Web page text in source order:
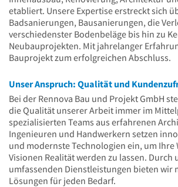
etabliert. Unsere Expertise erstreckt sich
Badsanierungen, Bausanierungen, die
verschiedenster Bodenbeläge bis hin zu
Neubauprojekten. Mit jahrelanger
Bauprojekt zum erfolgreichen Abschluss.
Unser Anspruch: Qualität und
Bei der Rennova Bau und Projekt GmbH
die Qualität unserer Arbeit immer im
spezialisierten Teams aus erfahrenen
Ingenieuren und Handwerkern setzen
und modernste Technologien ein, um Ihre
Visionen Realität werden zu lassen. Durch
umfassenden Dienstleistungen bieten wir
Lösungen für jeden Bedarf.